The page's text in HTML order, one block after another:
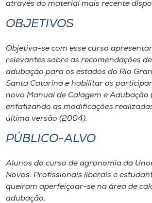
através do material mais recente
OBJETIVOS
Objetiva-se com esse curso
relevantes sobre as recomendações
adubação para os estados do Rio
Santa Catarina e habilitar os
novo Manual de Calagem e Adubação
enfatizando as modificações
última versão (2004).
PÚBLICO-ALVO
Alunos do curso de agronomia da
Novos. Profissionais liberais e
queiram aperfeiçoar-se na área de
adubação.